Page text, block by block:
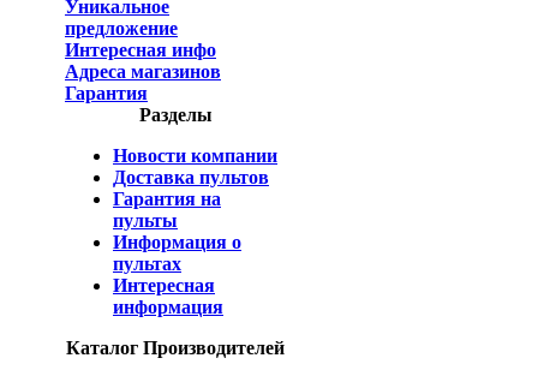
Уникальное
предложение
Интересная инфо
Адреса магазинов
Гарантия
Разделы
Новости компании
Доставка пультов
Гарантия на
пульты
Информация о
пультах
Интересная
информация
Каталог Производителей